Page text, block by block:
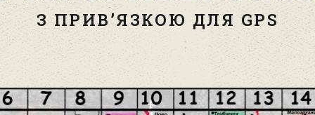
З ПРИВ’ЯЗКОЮ ДЛЯ GPS